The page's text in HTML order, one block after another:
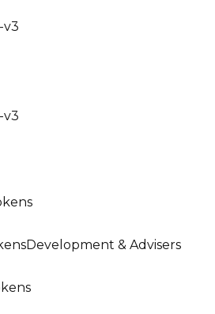
& Advisers